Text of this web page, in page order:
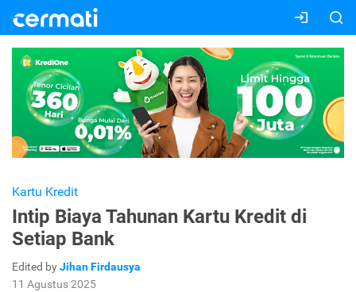
Kartu Kredit
Intip Biaya Tahunan Kartu Kredit di
Setiap Bank
Edited byJihan Firdausya
11 Agustus 2025